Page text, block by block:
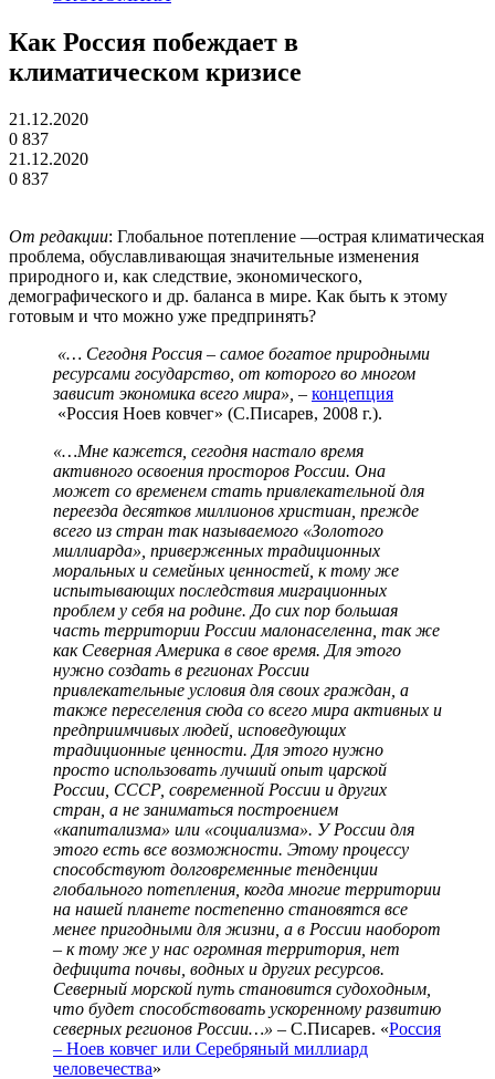
Как Россия побеждает в
климатическом кризисе
21.12.2020
0 837
21.12.2020
0 837
От редакции: Глобальное потепление —острая климатическая
проблема, обуславливающая значительные изменения
природного и, как следствие, экономического,
демографического и др. баланса в мире. Как быть к этому
готовым и что можно уже предпринять?
«… Сегодня Россия – самое богатое природными
ресурсами государство, от которого во многом
зависит экономика всего мира», – концепция
«Россия Ноев ковчег» (С.Писарев, 2008 г.).
«…Мне кажется, сегодня настало время
активного освоения просторов России. Она
может со временем стать привлекательной для
переезда десятков миллионов христиан, прежде
всего из стран так называемого «Золотого
миллиарда», приверженных традиционных
моральных и семейных ценностей, к тому же
испытывающих последствия миграционных
проблем у себя на родине. До сих пор большая
часть территории России малонаселенна, так же
как Северная Америка в свое время. Для этого
нужно создать в регионах России
привлекательные условия для своих граждан, а
также переселения сюда со всего мира активных и
предприимчивых людей, исповедующих
традиционные ценности. Для этого нужно
просто использовать лучший опыт царской
России, СССР, современной России и других
стран, а не заниматься построением
«капитализма» или «социализма». У России для
этого есть все возможности. Этому процессу
способствуют долговременные тенденции
глобального потепления, когда многие территории
на нашей планете постепенно становятся все
менее пригодными для жизни, а в России наоборот
– к тому же у нас огромная территория, нет
дефицита почвы, водных и других ресурсов.
Северный морской путь становится судоходным,
что будет способствовать ускоренному развитию
северных регионов России…» – С.Писарев. «Россия
– Ноев ковчег или Серебряный миллиард
человечества»